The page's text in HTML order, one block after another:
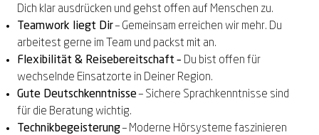
Dich klar ausdrücken und gehst offen auf Menschen zu.
Teamwork liegt Dir– Gemeinsam erreichen wir mehr. Du
arbeitest gerne im Team und packst mit an.
Flexibilität & Reisebereitschaft – Du bist offen für
wechselnde Einsatzorte in Deiner Region.
Gute Deutschkenntnisse– Sichere Sprachkenntnisse sind
für die Beratung wichtig.
Technikbegeisterung– Moderne Hörsysteme faszinieren